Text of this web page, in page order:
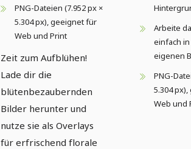
PNG-Dateien (7.952 px ×
5.304 px), geeignet für
Web und Print
Zeit zum Aufblühen!
Lade dir die
blütenbezaubernden
Bilder herunter und
nutze sie als Overlays
für erfrischend florale
Arbeite
einfach
eigenen
PNG-
5.304
Web und